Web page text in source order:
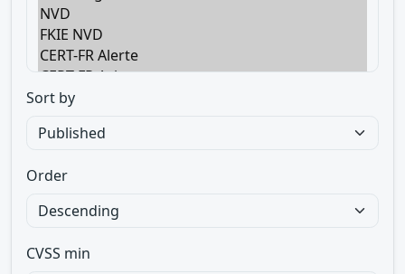
Sort by
Order
CVSS min